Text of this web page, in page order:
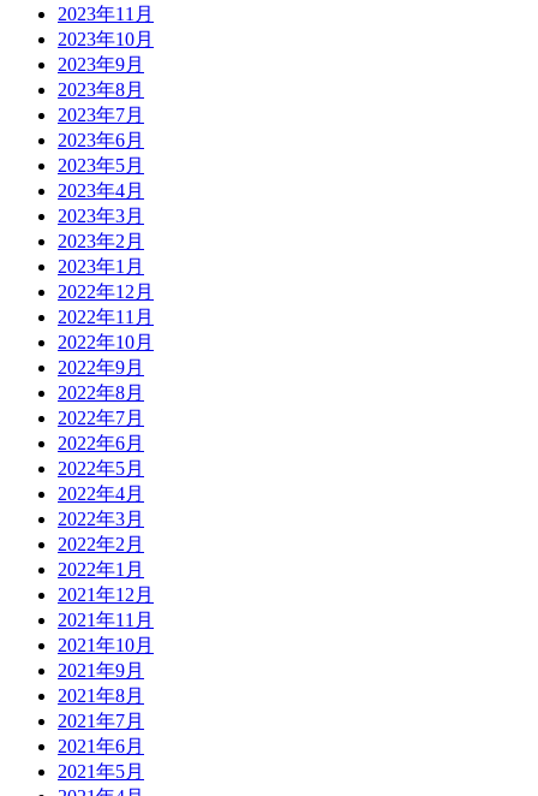
2023年11月
2023年10月
2023年9月
2023年8月
2023年7月
2023年6月
2023年5月
2023年4月
2023年3月
2023年2月
2023年1月
2022年12月
2022年11月
2022年10月
2022年9月
2022年8月
2022年7月
2022年6月
2022年5月
2022年4月
2022年3月
2022年2月
2022年1月
2021年12月
2021年11月
2021年10月
2021年9月
2021年8月
2021年7月
2021年6月
2021年5月